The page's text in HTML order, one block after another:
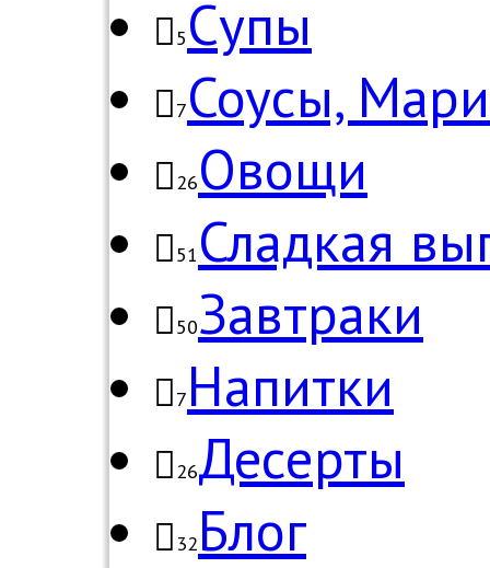
5 Супы
7Соусы,
26Овощи
51 Сладкая
50Завтраки
7 Напитки
26Десерты
32 Блог